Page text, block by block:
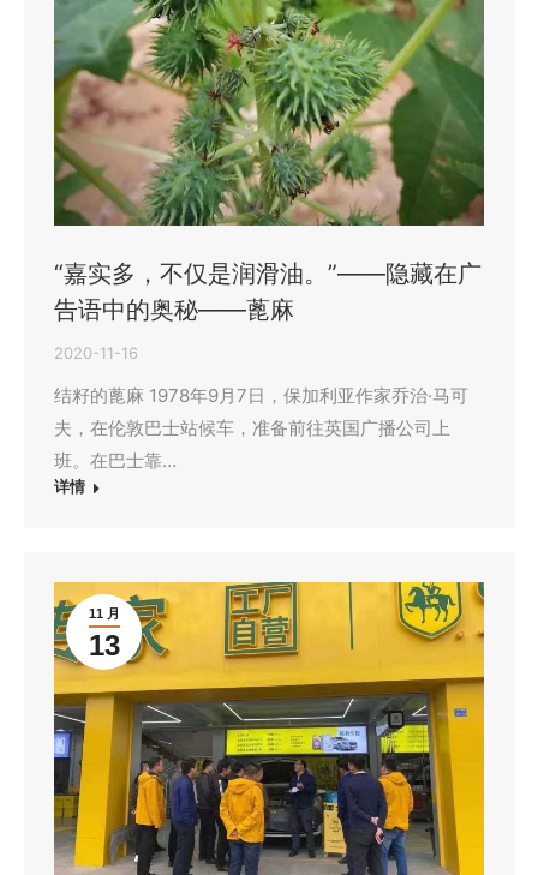
“嘉实多，不仅是润滑油。”——隐藏在广
告语中的奥秘——蓖麻
2020-11-16
结籽的蓖麻 1978年9月7日，保加利亚作家乔治·马可
夫，在伦敦巴士站候车，准备前往英国广播公司上
班。在巴士靠…
详情
11 月
13